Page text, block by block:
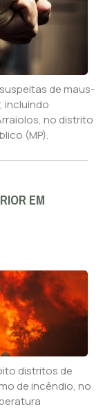
de maus-
incluindo
no distrito
(MP).
EM
distritos de
de incêndio, no